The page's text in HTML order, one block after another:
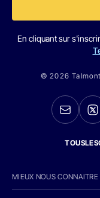
En cliquant sur
© 2026
MIEUX NOUS CONNAITRE